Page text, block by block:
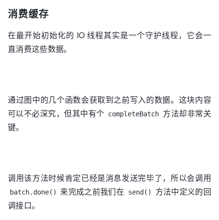
消费缓存
在最开始初始化的 IO 线程其实是一个守护线程，它会一
直消费这些数据。
通过图中的几个函数会获取到之前写入的数据。这块内容
可以不必深究，但其中有个 completeBatch 方法却非常关
键。
调用该方法时候肯定已经是消息发送完毕了，所以会调用
batch.done() 来完成之前我们在 send()
方法中定义的回
调接口。